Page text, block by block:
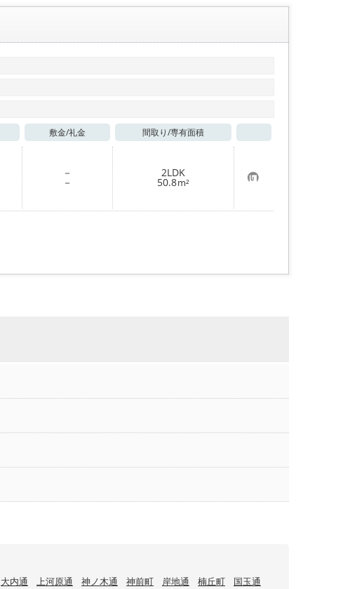
登
敷金/礼金 間取り/専有面積
－
－
2LDK
50.8m² お
気
に
入
大内通 上河原通 神ノ木通 神前町 岸地通 楠丘町
国玉通